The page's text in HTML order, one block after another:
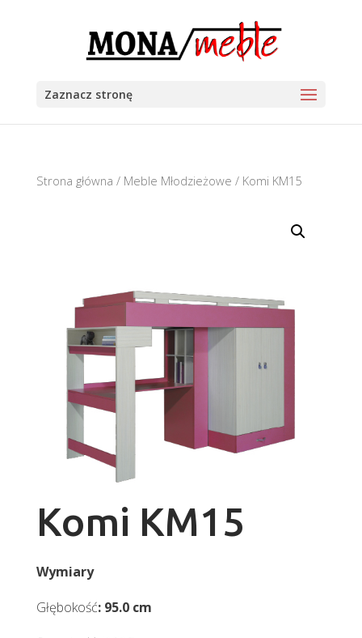
Zaznacz stronę
Strona główna / Meble Młodzieżowe / Komi KM15
Komi KM15
Wymiary
Głębokość: 95.0 cm